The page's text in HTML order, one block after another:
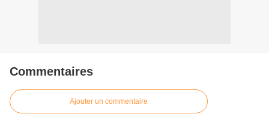
Commentaires
Ajouter un commentaire